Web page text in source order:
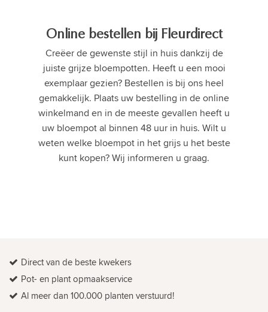
Online bestellen bij Fleurdirect
Creëer de gewenste stijl in huis dankzij de
juiste grijze bloempotten. Heeft u een mooi
exemplaar gezien? Bestellen is bij ons heel
gemakkelijk. Plaats uw bestelling in de online
winkelmand en in de meeste gevallen heeft u
uw bloempot al binnen 48 uur in huis. Wilt u
weten welke bloempot in het grijs u het beste
kunt kopen? Wij informeren u graag.
Direct van de beste kwekers
Pot- en plant opmaakservice
Al meer dan 100.000 planten verstuurd!